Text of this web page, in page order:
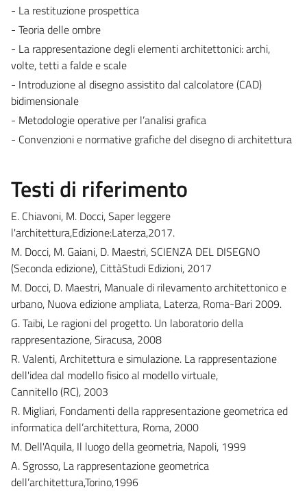
- La restituzione prospettica
- Teoria delle ombre
- La rappresentazione degli elementi architettonici: archi,
volte, tetti a falde e scale
- Introduzione al disegno assistito dal calcolatore (CAD)
bidimensionale
- Metodologie operative per l’analisi grafica
- Convenzioni e normative grafiche del disegno di architettura
Testi di riferimento
E. Chiavoni, M. Docci, Saper leggere
l'architettura,Edizione:Laterza,2017.
M. Docci, M. Gaiani, D. Maestri, SCIENZA DEL DISEGNO
(Seconda edizione), CittàStudi Edizioni, 2017
M. Docci, D. Maestri, Manuale di rilevamento architettonico e
urbano, Nuova edizione ampliata, Laterza, Roma-Bari 2009.
G. Taibi, Le ragioni del progetto. Un laboratorio della
rappresentazione, Siracusa, 2008
R. Valenti, Architettura e simulazione. La rappresentazione
dell'idea dal modello fisico al modello virtuale,
Cannitello (RC), 2003
R. Migliari, Fondamenti della rappresentazione geometrica ed
informatica dell’architettura, Roma, 2000
M. Dell'Aquila, Il luogo della geometria, Napoli, 1999
A. Sgrosso, La rappresentazione geometrica
dell’architettura,Torino,1996